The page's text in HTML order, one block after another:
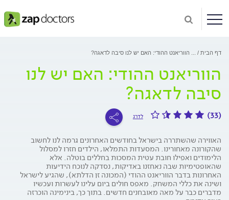
דף הבית הווריאנט ההודי: האם יש לנו סיבה לדאגה?
הווריאנט ההודי: האם יש לנו
סיבה לדאגה?
(33) לדרג
האווירה שהשתררה בישראל בחודשים האחרונים גרמה לנו לחשוב
שהקורונה מאחורינו. המסעדות התמלאו, הילדים חזרו למסלול
הלימודים ואפילו חובת עטית המסכות בחללים בוטלה. אלא
שהאופטימיות שבה נאחזנו באדיקות, נסדקה לנוכח הידיעות
האחרונות בדבר הווריאנט ההודי (המכונה זן הדלתא), שהגיע לישראל
ושינה את כללי המשחק. מאפס חולים ביום עלינו לעשרות ועכשיו
מדברים כבר על מאה מאובחנים חדשים. בתוך כך, בינימינה הוכרזה